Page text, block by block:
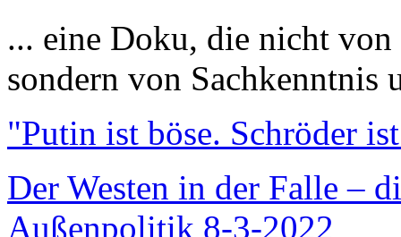
... eine Doku, die nicht
sondern von Sachkenntnis
"Putin ist böse. Schröder
Der Westen in der Falle –
Außenpolitik 8-3-2022